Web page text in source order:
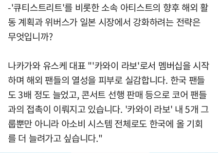
-'큐티스트리트'를 비롯한 소속 아티스트의 향후 해외 활
동 계획과 위버스가 일본 시장에서 강화하려는 전략은
무엇입니까?
나카가와 유스케 대표 "'카와이 라보'로서 멤버십을 시작
하며 해외 팬들의 열성을 피부로 실감합니다. 한국 팬들
도 3배 정도 늘었고, 콘서트 선행 판매 등으로 코어 팬들
과의 접촉이 이뤄지고 있습니다. '카와이 라보' 내 5개 그
룹뿐만 아니라 아소비 시스템 전체로도 한국에 올 기회
를 더 늘려가고 싶습니다."